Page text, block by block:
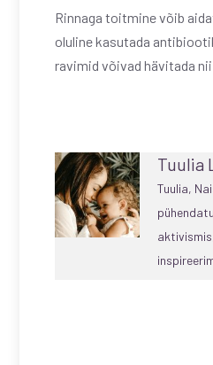
Rinnaga toitmine võib
oluline kasutada
ravimid võivad hävitada
Tuulia
Tuulia,